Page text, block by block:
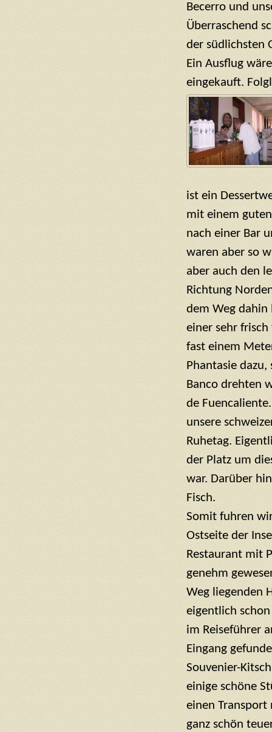
Becerro und
Überraschend
der südlichsten
Ein Ausflug
eingekauft.
ist ein
mit einem
nach einer Bar
waren aber so
aber auch den
Richtung
dem Weg dahin
einer sehr
fast einem
Phantasie
Banco drehten
de
unsere
Ruhetag.
der Platz um
war. Darüber
Fisch.
Somit fuhren
Ostseite der
Restaurant mit
genehm
Weg liegenden
eigentlich
im Reiseführer
Eingang
Souvenier-
einige schöne
einen Transport
ganz schön